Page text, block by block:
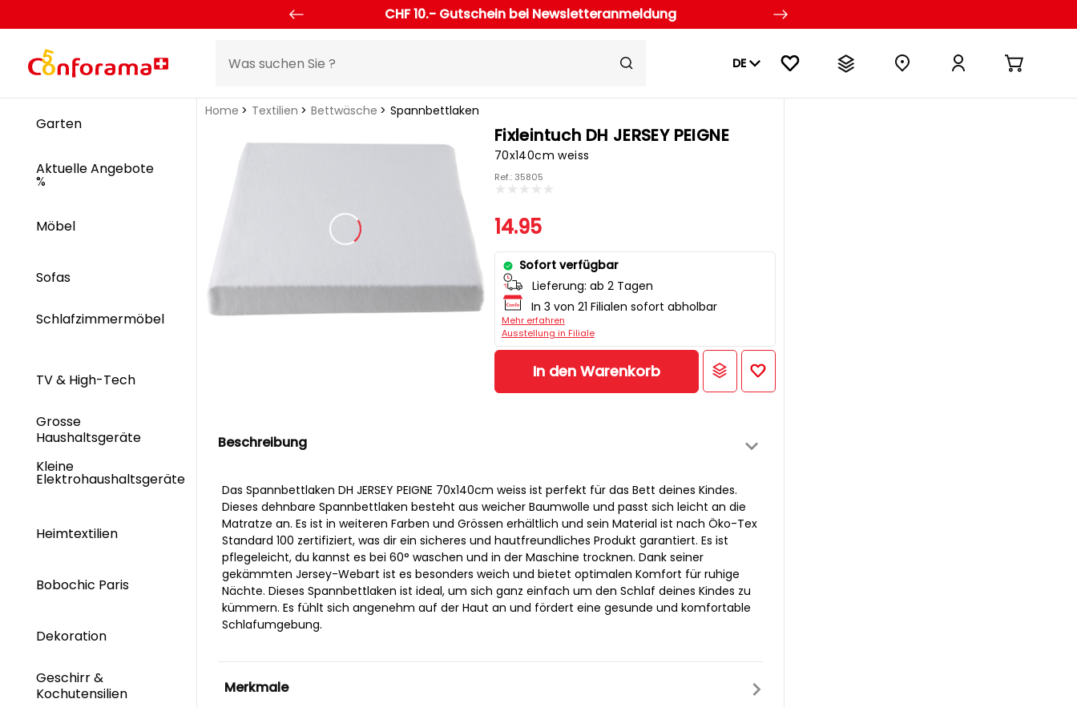
CHF 10.- Gutschein bei Newsletteranmeldung
DE
Garten
Aktuelle Angebote
%
Möbel
Sofas
Schlafzimmermöbel
TV & High-Tech
Grosse
Haushaltsgeräte
Kleine
Elektrohaushaltsgeräte
Heimtextilien
Bobochic Paris
Dekoration
Geschirr &
Kochutensilien
Home Textilien Bettwäsche Spannbettlaken
Fixleintuch DH JERSEY PEIGNE
70x140cm weiss
Ref.: 35805
14.95
Sofort verfügbar
Lieferung: ab 2 Tagen
In 3 von 21 Filialen sofort abholbar
Mehr erfahren
Ausstellung in Filiale
In den Warenkorb
Beschreibung
Das Spannbettlaken DH JERSEY PEIGNE 70x140cm weiss ist perfekt für das Bett deines Kindes.
Dieses dehnbare Spannbettlaken besteht aus weicher Baumwolle und passt sich leicht an die
Matratze an. Es ist in weiteren Farben und Grössen erhältlich und sein Material ist nach Öko-Tex
Standard 100 zertifiziert, was dir ein sicheres und hautfreundliches Produkt garantiert. Es ist
pflegeleicht, du kannst es bei 60° waschen und in der Maschine trocknen. Dank seiner
gekämmten Jersey-Webart ist es besonders weich und bietet optimalen Komfort für ruhige
Nächte. Dieses Spannbettlaken ist ideal, um sich ganz einfach um den Schlaf deines Kindes zu
kümmern. Es fühlt sich angenehm auf der Haut an und fördert eine gesunde und komfortable
Schlafumgebung.
Merkmale